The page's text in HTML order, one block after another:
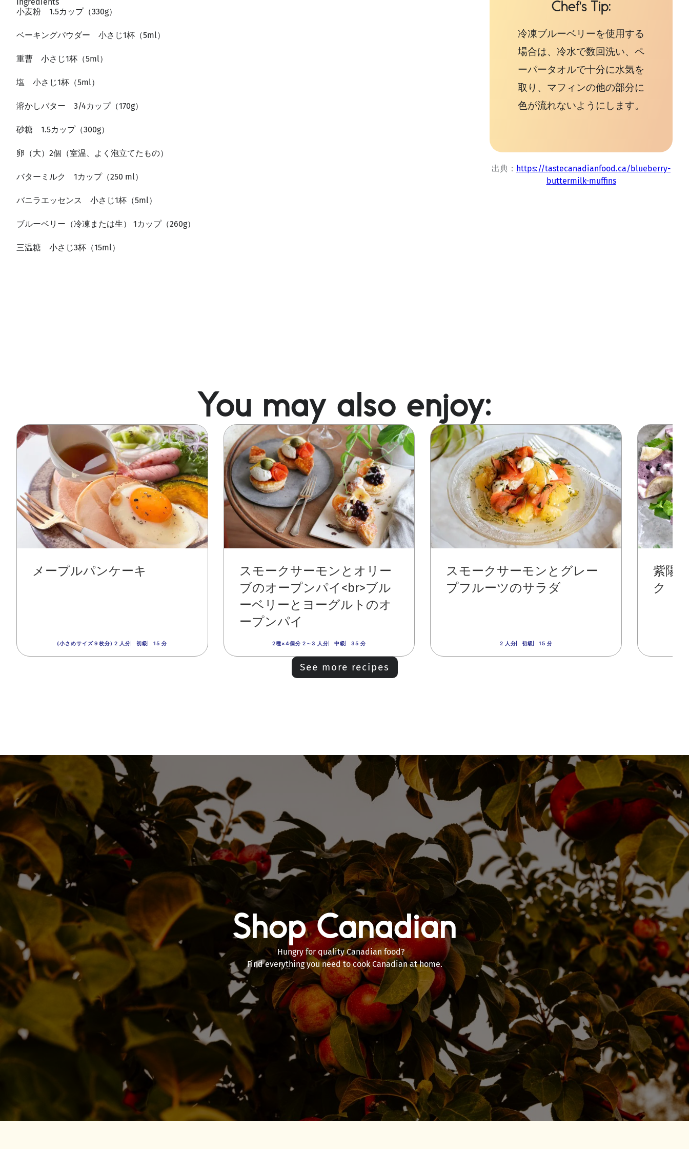
Ingredients
小麦粉 1.5カップ（330g）
ベーキングパウダー 小さじ1杯（5ml）
重曹 小さじ1杯（5ml）
塩 小さじ1杯（5ml）
溶かしバター 3/4カップ（170g）
砂糖 1.5カップ（300g）
卵（大）2個（室温、よく泡立てたもの）
バターミルク 1カップ（250 ml）
バニラエッセンス 小さじ1杯（5ml）
ブルーベリー（冷凍または生） 1カップ（260g）
三温糖 小さじ3杯（15ml）
Chef's Tip
冷凍ブルーベリーを使用する
場合は、冷水で数回洗い、ペ
ーパータオルで十分に水気を
取り、マフィンの他の部分に
色が流れないようにします。
出典： https://tastecanadianfood.ca/blueberry-
buttermilk-muffins
You may also enjoy:
Image
メープルパンケーキ
(小さめサイズ９枚分) 2 人分 初級 15 分
Image
スモークサーモンとオリー
ブのオープンパイ<br>ブル
ーベリーとヨーグルトのオ
ープンパイ
2種×4個分 2～3 人分 中級 35 分
Image
スモークサーモンとグレー
プフルーツのサラダ
2 人分 初級 15 分
Image
紫陽
ク
See more recipes
Shop Canadian
Hungry for quality Canadian food?
Find everything you need to cook Canadian at home.